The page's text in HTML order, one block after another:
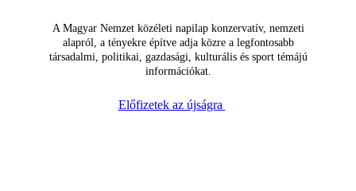
A Magyar Nemzet közéleti napilap konzervatív, nemzeti
alapról, a tényekre építve adja közre a legfontosabb
társadalmi, politikai, gazdasági, kulturális és sport témájú
információkat.
Előfizetek az újságra